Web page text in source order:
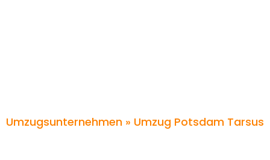
Umzugsunternehmen » Umzug Potsdam Tarsus